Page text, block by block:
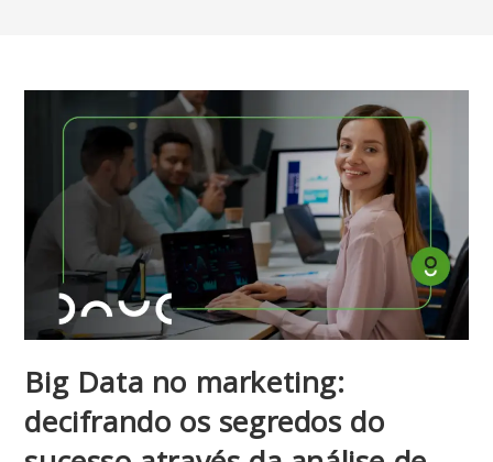
Big Data no marketing:
decifrando os segredos do